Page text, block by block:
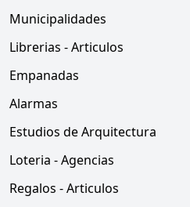
Municipalidades
Librerias - Articulos
Empanadas
Alarmas
Estudios de Arquitectura
Loteria - Agencias
Regalos - Articulos